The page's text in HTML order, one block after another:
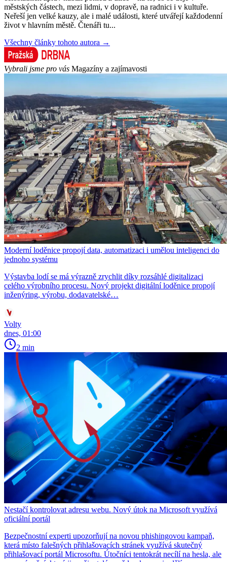
městských částech, mezi lidmi, v dopravě, na radnici i v kultuře.
Neřeší jen velké kauzy, ale i malé události, které utvářejí každodenní
život v hlavním městě. Čtenáři tu...
Všechny články tohoto autora →
Vybrali jsme pro vás Magazíny a zajímavosti
Moderní loděnice propojí data, automatizaci i umělou inteligenci do
jednoho systému
Výstavba lodí se má výrazně zrychlit díky rozsáhlé digitalizaci
celého výrobního procesu. Nový projekt digitální loděnice propojí
inženýring, výrobu, dodavatelské…
Volty
dnes, 01:00
2 min
Nestačí kontrolovat adresu webu. Nový útok na Microsoft využívá
oficiální portál
Bezpečnostní experti upozorňují na novou phishingovou kampaň,
která místo falešných přihlašovacích stránek využívá skutečný
přihlašovací portál Microsoftu. Útočníci tentokrát necílí na hesla, ale